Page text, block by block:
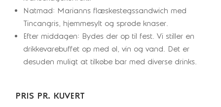
Natmad: Marianns flæskestegssandwich med
Tincangris, hjemmesylt og sprøde knaser.
Efter middagen: Bydes der op til fest. Vi stiller en
drikkevarebuffet op med øl, vin og vand. Det er
desuden muligt at tilkøbe bar med diverse drinks.
PRIS PR. KUVERT